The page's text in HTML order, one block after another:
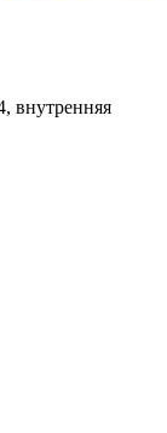
внутренняя